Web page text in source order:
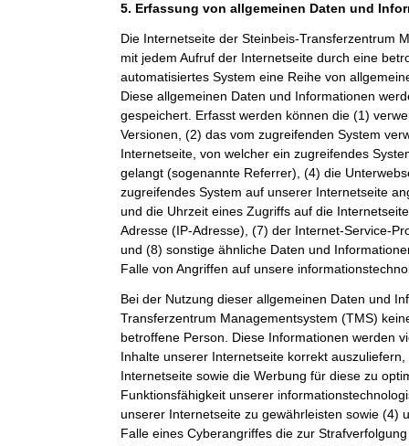
5. Erfassung von allgemeinen Daten und
Die Internetseite der Steinbeis-Transferzentrum
mit jedem Aufruf der Internetseite durch eine
automatisiertes System eine Reihe von
Diese allgemeinen Daten und Informationen
gespeichert. Erfasst werden können die (1)
Versionen, (2) das vom zugreifenden System
Internetseite, von welcher ein zugreifendes
gelangt (sogenannte Referrer), (4) die
zugreifendes System auf unserer Internetseite
und die Uhrzeit eines Zugriffs auf die
Adresse (IP-Adresse), (7) der Internet-Service-
und (8) sonstige ähnliche Daten und
Falle von Angriffen auf unsere
Bei der Nutzung dieser allgemeinen Daten und
Transferzentrum Managementsystem (TMS)
betroffene Person. Diese Informationen werden
Inhalte unserer Internetseite korrekt
Internetseite sowie die Werbung für diese zu
Funktionsfähigkeit unserer
unserer Internetseite zu gewährleisten sowie (4)
Falle eines Cyberangriffes die zur